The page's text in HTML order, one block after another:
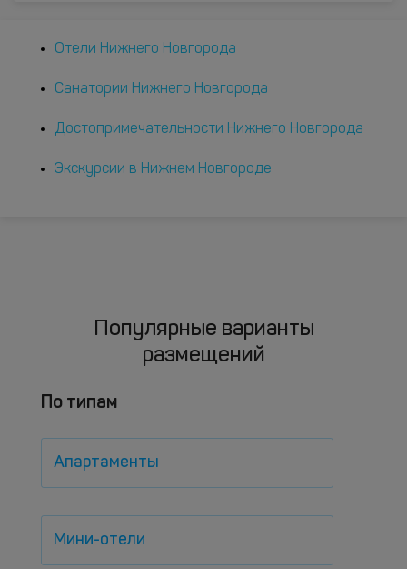
Отели Нижнего Новгорода
Санатории Нижнего Новгорода
Достопримечательности Нижнего Новгорода
Экскурсии в Нижнем Новгороде
Популярные варианты
размещений
По типам
Апартаменты
Мини-отели